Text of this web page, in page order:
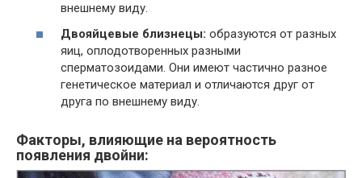
внешнему виду.
Двояйцевые близнецы: образуются от разных
яиц, оплодотворенных разными
сперматозоидами. Они имеют частично разное
генетическое материал и отличаются друг от
друга по внешнему виду.
Факторы, влияющие на вероятность
появления двойни: